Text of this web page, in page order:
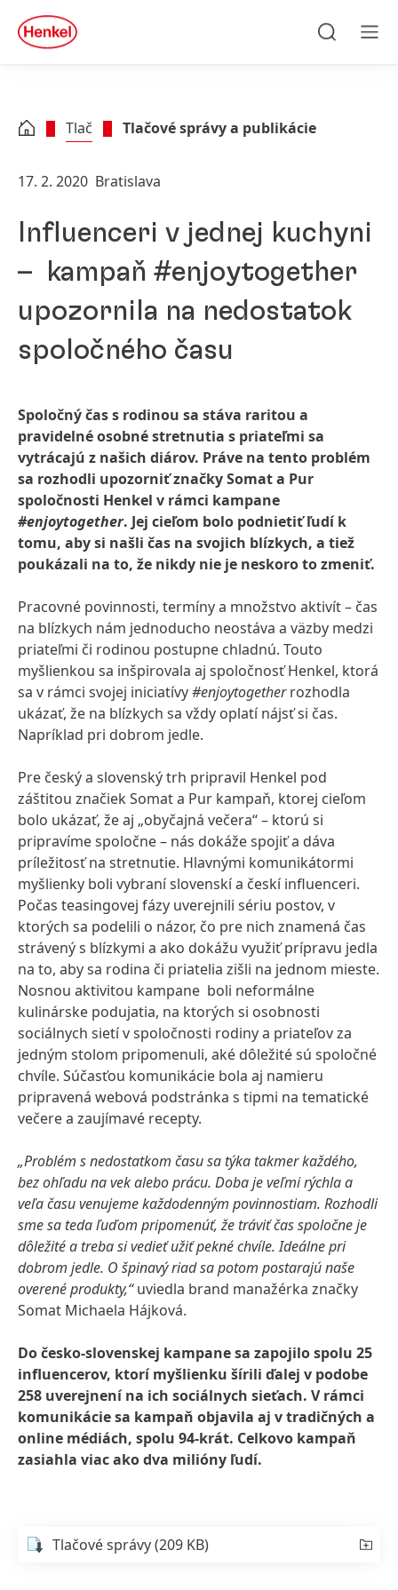
Skip to footer
quick
search
Tlač Tlačové správy a publikácie
17. 2. 2020 Bratislava
Influenceri v jednej kuchyni
– kampaň #enjoytogether
upozornila na nedostatok
spoločného času
Spoločný čas s rodinou sa stáva raritou a
pravidelné osobné stretnutia s priateľmi sa
vytrácajú z našich diárov. Práve na tento problém
sa rozhodli upozorniť značky Somat a Pur
spoločnosti Henkel v rámci kampane
#enjoytogether. Jej cieľom bolo podnietiť ľudí k
tomu, aby si našli čas na svojich blízkych, a tiež
poukázali na to, že nikdy nie je neskoro to zmeniť.
Pracovné povinnosti, termíny a množstvo aktivít – čas
na blízkych nám jednoducho neostáva a väzby medzi
priateľmi či rodinou postupne chladnú. Touto
myšlienkou sa inšpirovala aj spoločnosť Henkel, ktorá
sa v rámci svojej iniciatívy#enjoytogetherrozhodla
ukázať, že na blízkych sa vždy oplatí nájsť si čas.
Napríklad pri dobrom jedle.
Pre český a slovenský trh pripravil Henkel pod
záštitou značiek Somat a Pur kampaň, ktorej cieľom
bolo ukázať, že aj „obyčajná večera“ – ktorú si
pripravíme spoločne – nás dokáže spojiť a dáva
príležitosť na stretnutie. Hlavnými komunikátormi
myšlienky boli vybraní slovenskí a českí influenceri.
Počas teasingovej fázy uverejnili sériu postov, v
ktorých sa podelili o názor, čo pre nich znamená čas
strávený s blízkymi a ako dokážu využiť prípravu jedla
na to, aby sa rodina či priatelia zišli na jednom mieste.
Nosnou aktivitou kampane boli neformálne
kulinárske podujatia, na ktorých si osobnosti
sociálnych sietí v spoločnosti rodiny a priateľov za
jedným stolom pripomenuli, aké dôležité sú spoločné
chvíle. Súčasťou komunikácie bola aj namieru
pripravená webová podstránka s tipmi na tematické
večere a zaujímavé recepty.
„Problém s nedostatkom času sa týka takmer každého,
bez ohľadu na vek alebo prácu. Doba je veľmi rýchla a
veľa času venujeme každodenným povinnostiam. Rozhodli
sme sa teda ľuďom pripomenúť, že tráviť čas spoločne je
dôležité a treba si vedieť užiť pekné chvíle. Ideálne pri
dobrom jedle. O špinavý riad sa potom postarajú naše
overené produkty,“uviedla brand manažérka značky
Somat Michaela Hájková.
Do česko-slovenskej kampane sa zapojilo spolu 25
influencerov, ktorí myšlienku šírili ďalej v podobe
258 uverejnení na ich sociálnych sieťach. V rámci
komunikácie sa kampaň objavila aj v tradičných a
online médiách, spolu 94-krát. Celkovo kampaň
zasiahla viac ako dva milióny ľudí.
Tlačové správy(209 KB)